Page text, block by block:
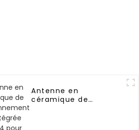
Antenne en
céramique de